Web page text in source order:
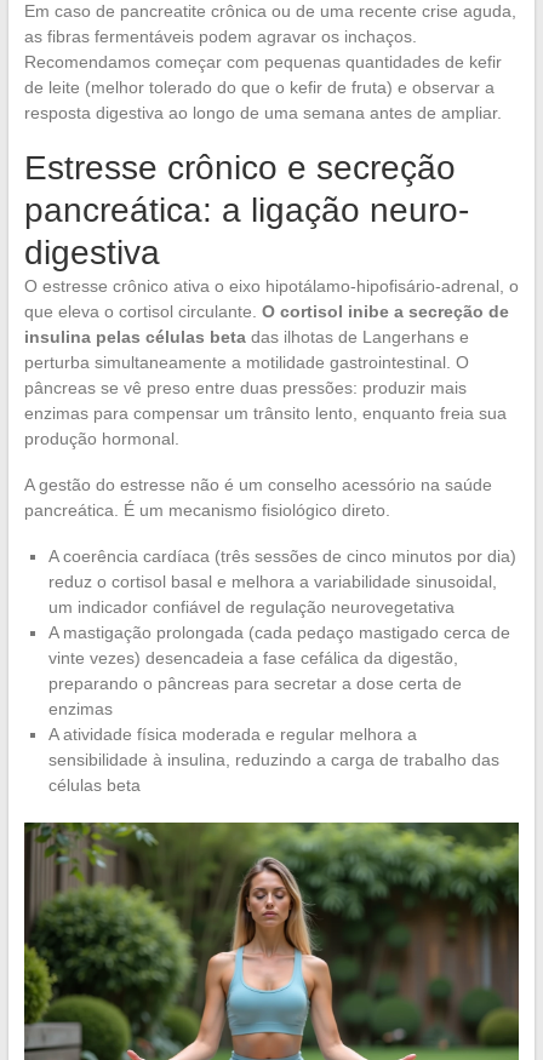
Em caso de pancreatite crônica ou de uma recente crise aguda,
as fibras fermentáveis podem agravar os inchaços.
Recomendamos começar com pequenas quantidades de kefir
de leite (melhor tolerado do que o kefir de fruta) e observar a
resposta digestiva ao longo de uma semana antes de ampliar.
Estresse crônico e secreção
pancreática: a ligação neuro-
digestiva
O estresse crônico ativa o eixo hipotálamo-hipofisário-adrenal, o
que eleva o cortisol circulante. O cortisol inibe a secreção de
insulina pelas células betadas ilhotas de Langerhans e
perturba simultaneamente a motilidade gastrointestinal. O
pâncreas se vê preso entre duas pressões: produzir mais
enzimas para compensar um trânsito lento, enquanto freia sua
produção hormonal.
A gestão do estresse não é um conselho acessório na saúde
pancreática. É um mecanismo fisiológico direto.
A coerência cardíaca (três sessões de cinco minutos por dia)
reduz o cortisol basal e melhora a variabilidade sinusoidal,
um indicador confiável de regulação neurovegetativa
A mastigação prolongada (cada pedaço mastigado cerca de
vinte vezes) desencadeia a fase cefálica da digestão,
preparando o pâncreas para secretar a dose certa de
enzimas
A atividade física moderada e regular melhora a
sensibilidade à insulina, reduzindo a carga de trabalho das
células beta